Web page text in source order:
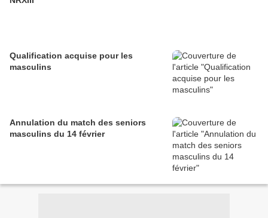
Qualification acquise pour les
masculins
Annulation du match des seniors
masculins du 14 février